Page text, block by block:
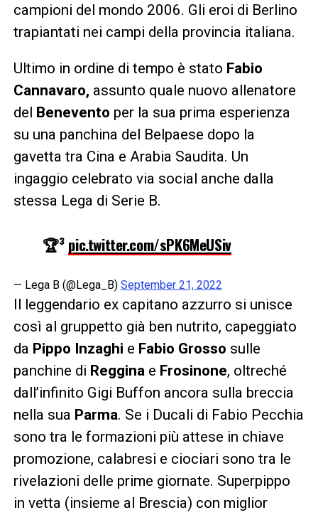
campioni del mondo 2006. Gli eroi di Berlino
trapiantati nei campi della provincia italiana.
Ultimo in ordine di tempo è stato Fabio
Cannavaro, assunto quale nuovo allenatore
del Benevento per la sua prima esperienza
su una panchina del Belpaese dopo la
gavetta tra Cina e Arabia Saudita. Un
ingaggio celebrato via social anche dalla
stessa Lega di Serie B.
🏆³pic.twitter.com/sPK6MeUSiv
— Lega B (@Lega_B) September 21, 2022
Il leggendario ex capitano azzurro si unisce
così al gruppetto già ben nutrito, capeggiato
da Pippo Inzaghi e Fabio Grosso sulle
panchine di Reggina e Frosinone, oltreché
dall’infinito Gigi Buffon ancora sulla breccia
nella sua Parma. Se i Ducali di Fabio Pecchia
sono tra le formazioni più attese in chiave
promozione, calabresi e ciociari sono tra le
rivelazioni delle prime giornate. Superpippo
in vetta (insieme al Brescia) con miglior